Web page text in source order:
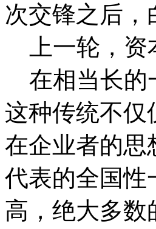
次交锋之后，
上一轮，资
在相当长的
这种传统不仅
在企业者的思
代表的全国性
高，绝大多数